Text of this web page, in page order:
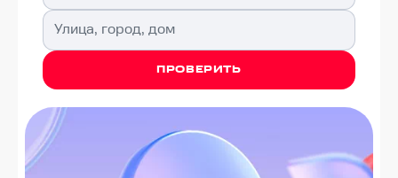
Улица, город, дом
ПРОВЕРИТЬ